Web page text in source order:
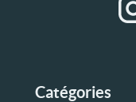
Catégories